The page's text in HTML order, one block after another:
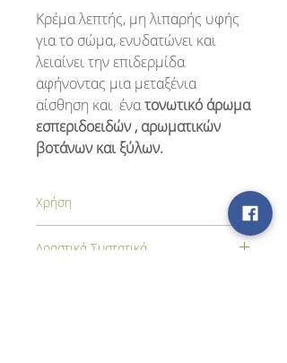
Κρέμα λεπτής, μη λιπαρής υφής
για το σώμα, ενυδατώνει και
λειαίνει την επιδερμίδα
αφήνοντας μια μεταξένια
αίσθηση και ένατονωτικό άρωμα
εσπεριδοειδών , αρωματικών
βοτάνων και ξύλων.
Χρήση
Απλώστε την κρέμα στο σώμα μέχρι να
απορροφηθεί, μετά το μπάνιο ή το
Δραστικά Συστατικά